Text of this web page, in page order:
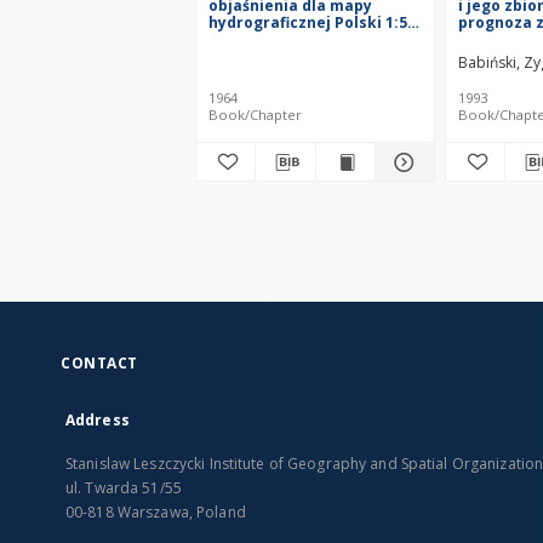
objaśnienia dla mapy
hydrograficznej Polski 1:50
1964
Book/Chapter
i jego
prognoza
=
Nieszawa
forecast
Babiński,
1993
Book/
CONTACT
Address
Stanislaw Leszczycki Institute of Geography and Spatial
ul. Twarda 51/55
00-818 Warszawa, Poland